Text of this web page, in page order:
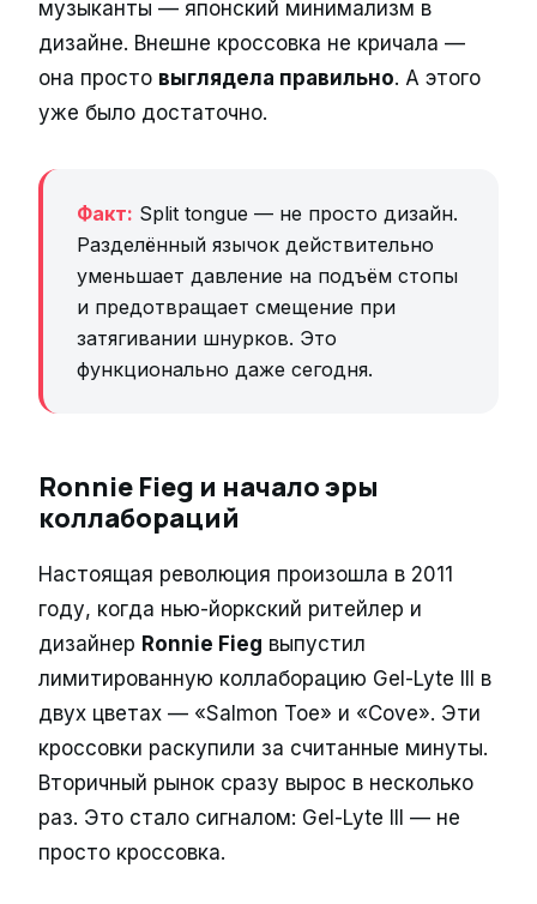
музыканты — японский минимализм в
дизайне. Внешне кроссовка не кричала —
она просто выглядела правильно. А этого
уже было достаточно.
Факт: Split tongue — не просто дизайн.
Разделённый язычок действительно
уменьшает давление на подъём стопы
и предотвращает смещение при
затягивании шнурков. Это
функционально даже сегодня.
Ronnie Fieg и начало эры
коллабораций
Настоящая революция произошла в 2011
году, когда нью-йоркский ритейлер и
дизайнер Ronnie Fieg выпустил
лимитированную коллаборацию Gel-Lyte III в
двух цветах — «Salmon Toe» и «Cove». Эти
кроссовки раскупили за считанные минуты.
Вторичный рынок сразу вырос в несколько
раз. Это стало сигналом: Gel-Lyte III — не
просто кроссовка.